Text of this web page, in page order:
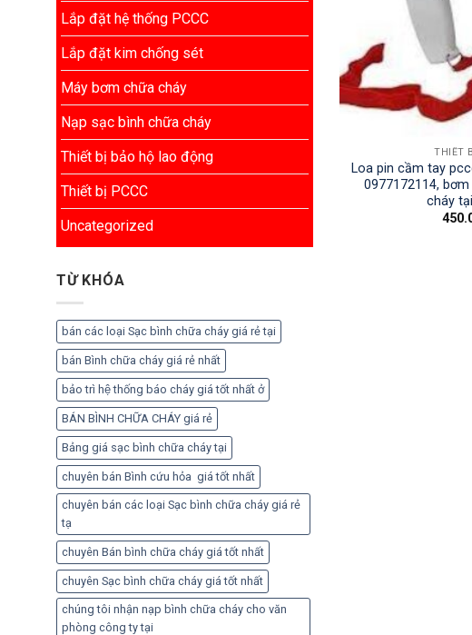
Lắp đặt hệ thống PCCC
Lắp đặt kim chống sét
Máy bơm chữa cháy
Nạp sạc bình chữa cháy
Thiết bị bảo hộ lao động
Thiết bị PCCC
Uncategorized
TỪ KHÓA
bán các loại Sạc bình chữa cháy giá rẻ tại
bán Bình chữa cháy giá rẻ nhất
bảo trì hệ thống báo cháy giá tốt nhất ở
BÁN BÌNH CHỮA CHÁY giá rẻ
Bảng giá sạc bình chữa cháy tại
chuyên bán Bình cứu hỏa giá tốt nhất
chuyên bán các loại Sạc bình chữa cháy giá rẻ
tạ
chuyên Bán bình chữa cháy giá tốt nhất
chuyên Sạc bình chữa cháy giá tốt nhất
chúng tôi nhận nạp bình chữa cháy cho văn
phòng công ty tại
THIẾT
Loa pin cầm tay
0977172114,
cháy